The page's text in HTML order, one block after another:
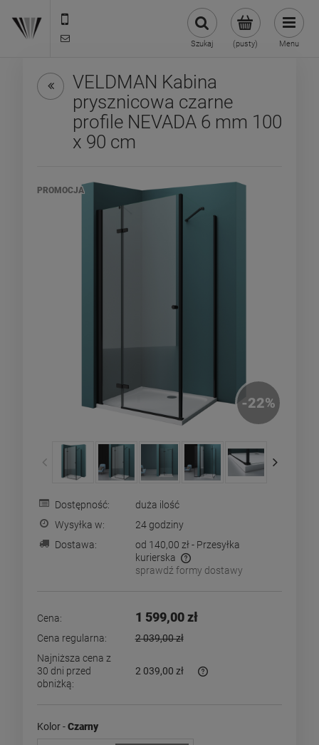
(pusty)
Szukaj Menu
VELDMAN Kabina
prysznicowa czarne
profile NEVADA 6 mm 100
x 90 cm
PROMOCJA
-22%
Dostępność:
duża ilość
Wysyłka w:
24 godziny
Dostawa:
od 140,00 zł - Przesyłka
kurierska
Cena nie zawiera ewentualnych kosztów płatności
sprawdź formy dostawy
Cena: 1 599,00 zł
Cena regularna:
2 039,00 zł
Najniższa cena z
30 dni przed
obniżką:
2 039,00 zł
Kolor -Czarny